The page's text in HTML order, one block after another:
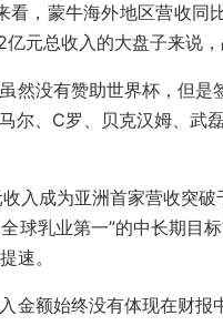
，蒙牛海外地区营收同
元总收入的大盘子来说，
然没有赞助世界杯，但
尔、C罗、贝克汉姆、武
入成为亚洲首家营收突
球乳业第一”的中长期目
速。
金额始终没有体现在财